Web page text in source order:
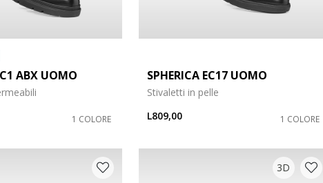
ABX UOMO
1 COLORE
SPHERICA EC17 UOMO
Stivaletti in pelle
L809,00
1 COLORE
3D